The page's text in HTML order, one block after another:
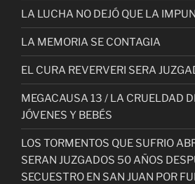
LA LUCHA NO DEJÓ QUE LA
LA MEMORIA SE CONTAGIA
EL CURA REVERVERI SERA
MEGACAUSA 13 / LA CRUELDAD
JÓVENES Y BEBÉS
LOS TORMENTOS QUE SUFRIO
SERAN JUZGADOS 50 AÑOS
SECUESTRO EN SAN JUAN POR